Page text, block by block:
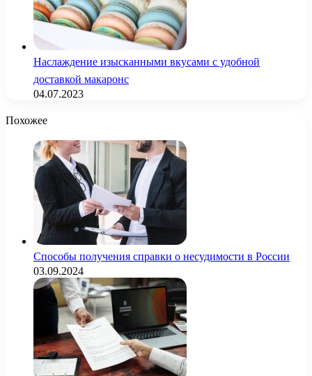
Наслаждение изысканными вкусами с удобной
доставкой макаронс
04.07.2023
Похожее
Способы получения справки о несудимости в России
03.09.2024